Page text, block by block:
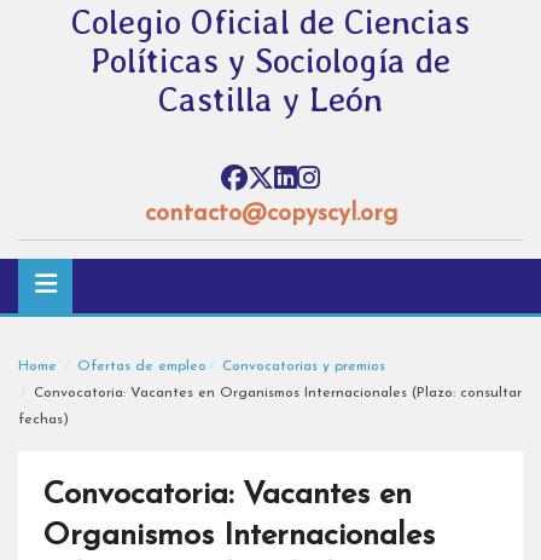
Colegio Oficial de Ciencias
Políticas y Sociología de
Castilla y León
contacto@copyscyl.org
Home Ofertas de empleo
Convocatorias y premios
Convocatoria: Vacantes en Organismos Internacionales (Plazo: consultar
fechas)
Convocatoria: Vacantes en
Organismos Internacionales